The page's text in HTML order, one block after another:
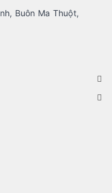
Buôn Ma Thuột,